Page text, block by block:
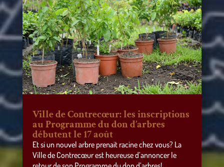
Ville de Contrecœur: les inscriptions
au Programme du don d’arbres
débutent le 17 août
Et si un nouvel arbre prenait racine chez vous? La
Ville de Contrecœur est heureuse d’annoncer le